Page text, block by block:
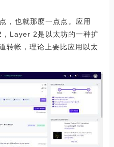
，也就那麼一点点。应用
Layer 2是以太坊的一种扩
转帐，理论上要比应用以太